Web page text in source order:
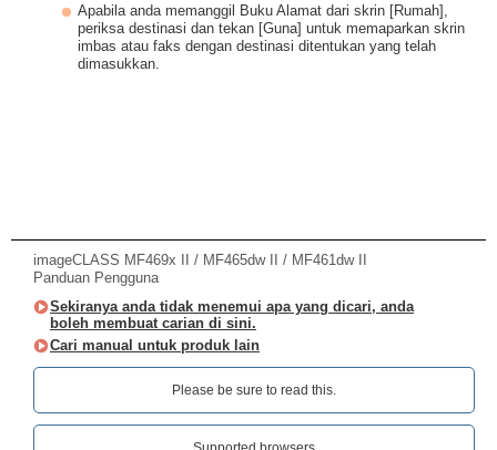
Apabila anda memanggil Buku Alamat dari skrin [Rumah],
periksa destinasi dan tekan [Guna] untuk memaparkan skrin
imbas atau faks dengan destinasi ditentukan yang telah
dimasukkan.
imageCLASS MF469x II / MF465dw II / MF461dw II
Panduan Pengguna
Sekiranya anda tidak menemui apa yang dicari, anda
boleh membuat carian di sini.
Cari manual untuk produk lain
Please be sure to read this.‎